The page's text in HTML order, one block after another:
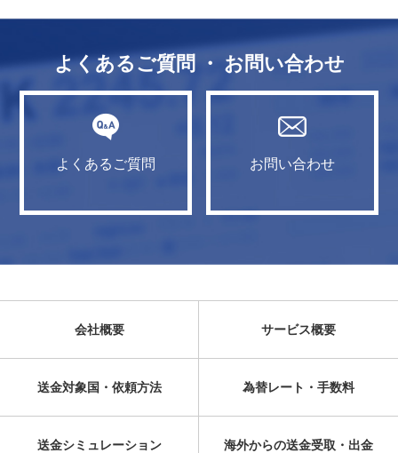
よくあるご質問 ・ お問い合わせ
よくあるご質問 お問い合わせ
会社概要 サービス概要
送金対象国・依頼方法 為替レート・手数料
送金シミュレーション 海外からの送金受取・出金